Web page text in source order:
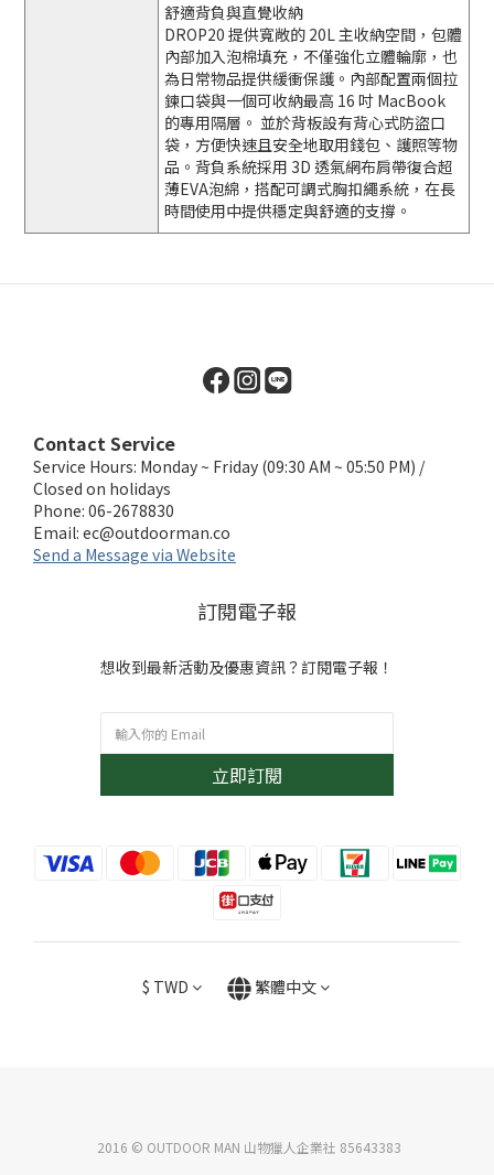
舒適背負與直覺收納
DROP20 提供寬敞的 20L 主收納空間，包體
內部加入泡棉填充，不僅強化立體輪廓，也
為日常物品提供緩衝保護。內部配置兩個拉
鍊口袋與一個可收納最高 16 吋 MacBook
的專用隔層。 並於背板設有背心式防盜口
袋，方便快速且安全地取用錢包、護照等物
品。背負系統採用 3D 透氣網布肩帶復合超
薄EVA泡綿，搭配可調式胸扣繩系統，在長
時間使用中提供穩定與舒適的支撐。
Contact Service
Service Hours: Monday ~ Friday (09:30 AM ~ 05:50 PM) /
Closed on holidays
Phone: 06-2678830
Email: ec@outdoorman.co
Send a Message via Website
訂閱電子報
想收到最新活動及優惠資訊？訂閱電子報！
立即訂閱
$ TWD 繁體中文
2016 © OUTDOOR MAN 山物獵人企業社 85643383